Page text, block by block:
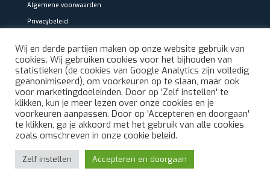
Algemene voorwaarden
Privacybeleid
Wij en derde partijen maken op onze website gebruik van
cookies. Wij gebruiken cookies voor het bijhouden van
statistieken (de cookies van Google Analytics zijn volledig
geanonimiseerd), om voorkeuren op te slaan, maar ook
voor marketingdoeleinden. Door op 'Zelf instellen' te
klikken, kun je meer lezen over onze cookies en je
voorkeuren aanpassen. Door op 'Accepteren en doorgaan'
te klikken, ga je akkoord met het gebruik van alle cookies
zoals omschreven in onze cookie beleid.
Zelf instellen Accepteren en doorgaan